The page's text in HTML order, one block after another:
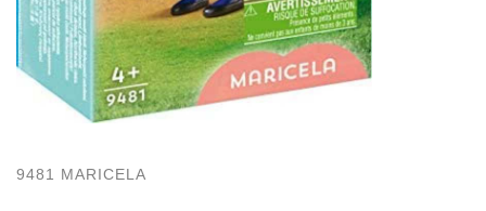
9481 MARICELA